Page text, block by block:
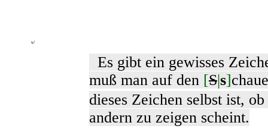
v/
Es gibt ein gewisses
muß man auf den [S|s]
dieses Zeichen selbst ist,
andern zu zeigen scheint.